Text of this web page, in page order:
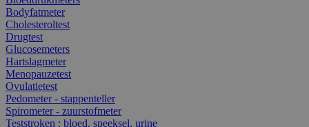
Bodyfatmeter
Cholesteroltest
Drugtest
Glucosemeters
Hartslagmeter
Menopauzetest
Ovulatietest
Pedometer - stappenteller
Spirometer - zuurstofmeter
Teststroken : bloed, speeksel, urine